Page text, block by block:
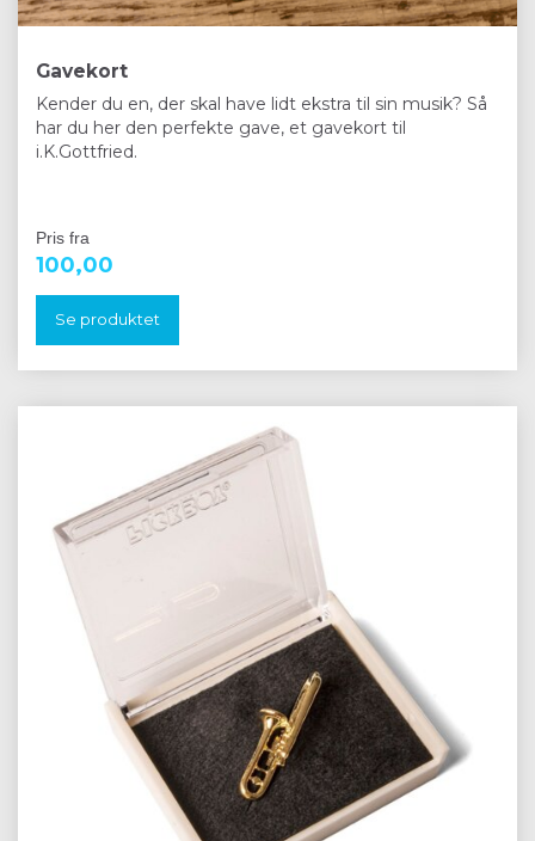
Gavekort
Kender du en, der skal have lidt ekstra til sin musik? Så
har du her den perfekte gave, et gavekort til
i.K.Gottfried.
Pris fra
100,00
Se produktet